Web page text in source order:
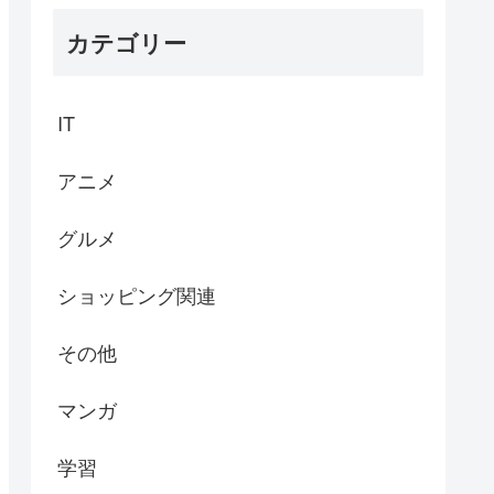
カテゴリー
IT
アニメ
グルメ
ショッピング関連
その他
マンガ
学習